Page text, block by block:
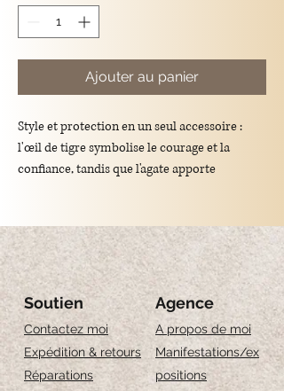
Ajouter au panier
Style et protection en un seul accessoire :
l'œil de tigre symbolise le courage et la
confiance, tandis que l'agate apporte
pour une touche élégante et pleine de sens à
emporter partout avec vous.
Matériaux : pierres œil-de-tigre et agate,
acier inoxydable
Soutien
Contactez moi
Expédition & retours
Réparations
Agence
A propos de moi
Manifestations/ex
positions